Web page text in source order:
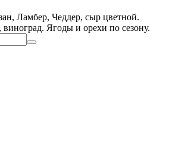
Ламбер, Чеддер, сыр цветной.
Ягоды и орехи по сезону.